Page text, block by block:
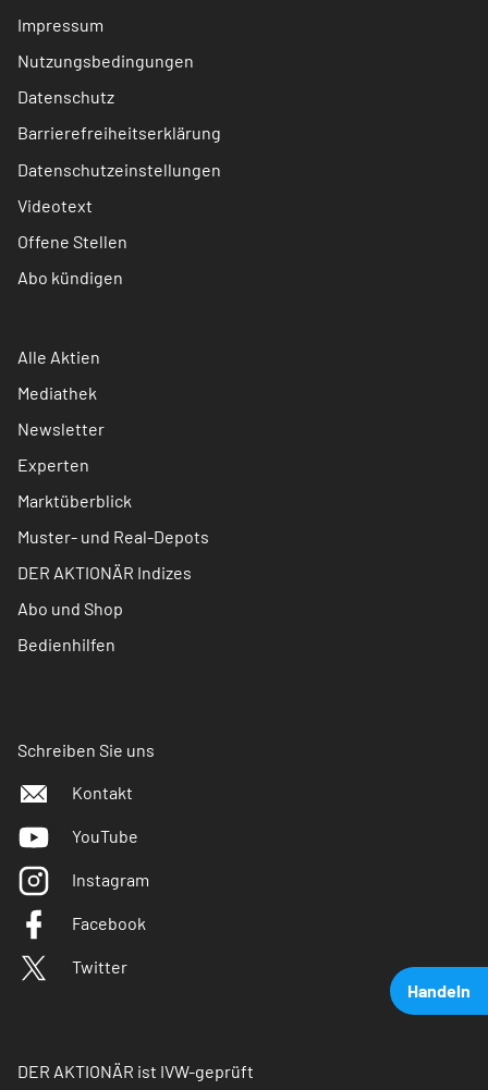
Handeln
Impressum
Nutzungsbedingungen
Datenschutz
Barrierefreiheitserklärung
Datenschutzeinstellungen
Videotext
Offene Stellen
Abo kündigen
Alle Aktien
Mediathek
Newsletter
Experten
Marktüberblick
Muster- und Real-Depots
DER AKTIONÄR Indizes
Abo und Shop
Bedienhilfen
Schreiben Sie uns
Kontakt
YouTube
Instagram
Facebook
Twitter
DER AKTIONÄR ist IVW-geprüft